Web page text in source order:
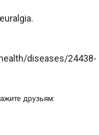
diseases/24438-
друзьям: